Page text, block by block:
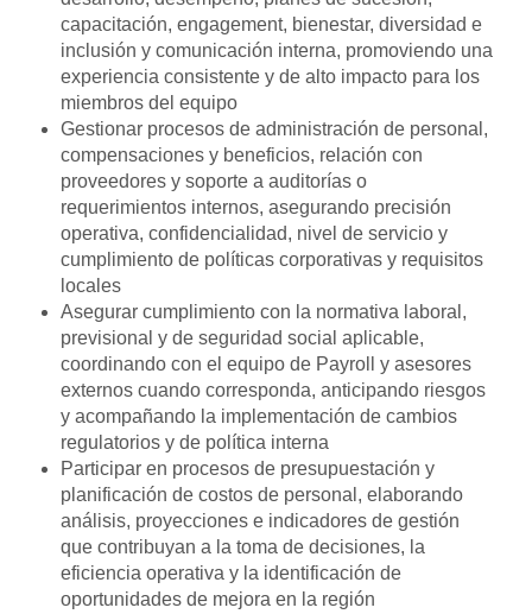
capacitación, engagement, bienestar, diversidad e
inclusión y comunicación interna, promoviendo una
experiencia consistente y de alto impacto para los
miembros del equipo
Gestionar procesos de administración de personal,
compensaciones y beneficios, relación con
proveedores y soporte a auditorías o
requerimientos internos, asegurando precisión
operativa, confidencialidad, nivel de servicio y
cumplimiento de políticas corporativas y requisitos
locales
Asegurar cumplimiento con la normativa laboral,
previsional y de seguridad social aplicable,
coordinando con el equipo de Payroll y asesores
externos cuando corresponda, anticipando riesgos
y acompañando la implementación de cambios
regulatorios y de política interna
Participar en procesos de presupuestación y
planificación de costos de personal, elaborando
análisis, proyecciones e indicadores de gestión
que contribuyan a la toma de decisiones, la
eficiencia operativa y la identificación de
oportunidades de mejora en la región